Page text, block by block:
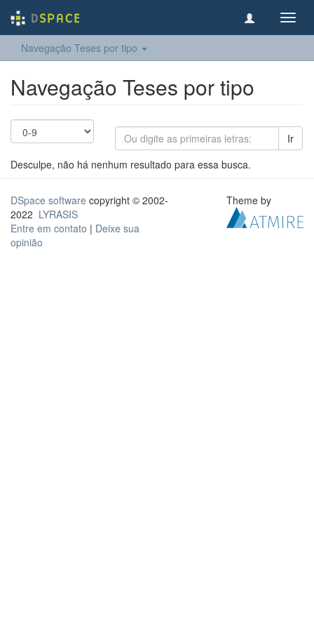
Navegação Teses por tipo
Navegação Teses por tipo
Ir
Desculpe, não há nenhum resultado para essa busca.
DSpace software copyright © 2002-
2022 LYRASIS
Entre em contato | Deixe sua
opinião
Theme by